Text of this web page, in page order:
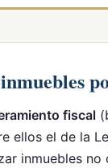
fiscal
ellos el de la
inmuebles